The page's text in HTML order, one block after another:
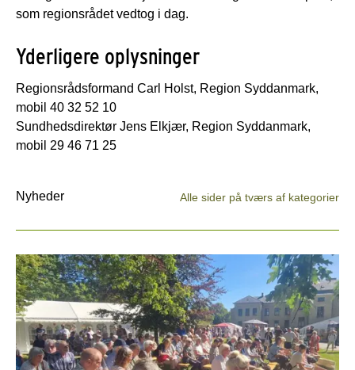
som regionsrådet vedtog i dag.
Yderligere oplysninger
Regionsrådsformand Carl Holst, Region Syddanmark,
mobil 40 32 52 10
Sundhedsdirektør Jens Elkjær, Region Syddanmark,
mobil 29 46 71 25
Nyheder Alle sider på tværs af kategorier